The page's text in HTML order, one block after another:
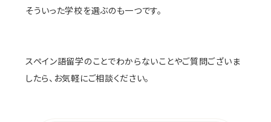
そういった学校を選ぶのも一つです。
スペイン語留学のことでわからないことやご質問ございま
したら、お気軽にご相談ください。